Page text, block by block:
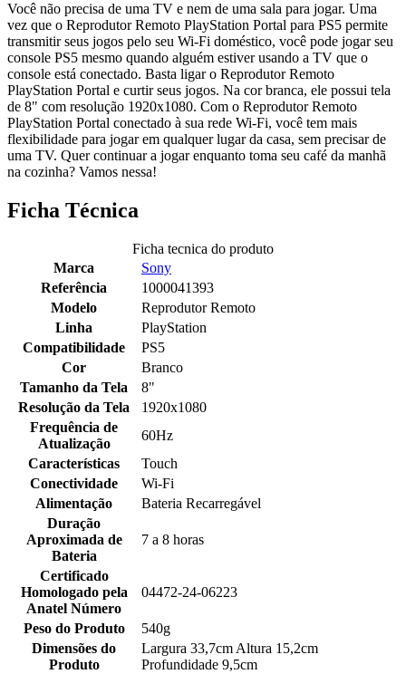
Você não precisa de uma TV e nem de uma sala para jogar. Uma
vez que o Reprodutor Remoto PlayStation Portal para PS5 permite
transmitir seus jogos pelo seu Wi-Fi doméstico, você pode jogar seu
console PS5 mesmo quando alguém estiver usando a TV que o
console está conectado. Basta ligar o Reprodutor Remoto
PlayStation Portal e curtir seus jogos. Na cor branca, ele possui tela
de 8" com resolução 1920x1080. Com o Reprodutor Remoto
PlayStation Portal conectado à sua rede Wi-Fi, você tem mais
flexibilidade para jogar em qualquer lugar da casa, sem precisar de
uma TV. Quer continuar a jogar enquanto toma seu café da manhã
na cozinha? Vamos nessa!
Ficha Técnica
Ficha tecnica do produto
Marca
Sony
Referência
1000041393
Modelo
Reprodutor Remoto
Linha
PlayStation
Compatibilidade
PS5
Cor
Branco
Tamanho da Tela
8"
Resolução da Tela
1920x1080
Frequência de
Atualização
60Hz
Características
Touch
Conectividade
Wi-Fi
Alimentação
Bateria Recarregável
Duração
Aproximada de
Bateria
7 a 8 horas
Certificado
Homologado pela
Anatel Número
04472-24-06223
Peso do Produto
540g
Dimensões do
Produto
Largura 33,7cm Altura 15,2cm
Profundidade 9,5cm